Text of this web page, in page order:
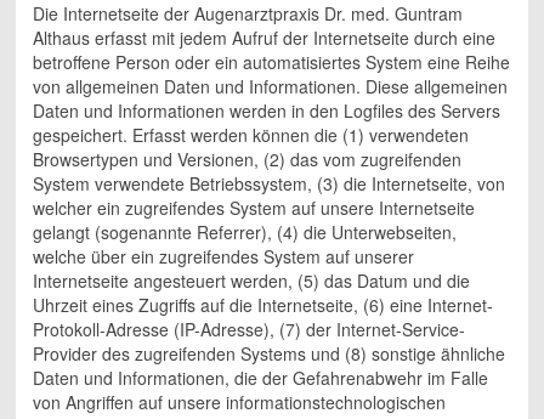
Die Internetseite der Augenarztpraxis Dr. med. Guntram
Althaus erfasst mit jedem Aufruf der Internetseite durch eine
betroffene Person oder ein automatisiertes System eine Reihe
von allgemeinen Daten und Informationen. Diese allgemeinen
Daten und Informationen werden in den Logfiles des Servers
gespeichert. Erfasst werden können die (1) verwendeten
Browsertypen und Versionen, (2) das vom zugreifenden
System verwendete Betriebssystem, (3) die Internetseite, von
welcher ein zugreifendes System auf unsere Internetseite
gelangt (sogenannte Referrer), (4) die Unterwebseiten,
welche über ein zugreifendes System auf unserer
Internetseite angesteuert werden, (5) das Datum und die
Uhrzeit eines Zugriffs auf die Internetseite, (6) eine Internet-
Protokoll-Adresse (IP-Adresse), (7) der Internet-Service-
Provider des zugreifenden Systems und (8) sonstige ähnliche
Daten und Informationen, die der Gefahrenabwehr im Falle
von Angriffen auf unsere informationstechnologischen